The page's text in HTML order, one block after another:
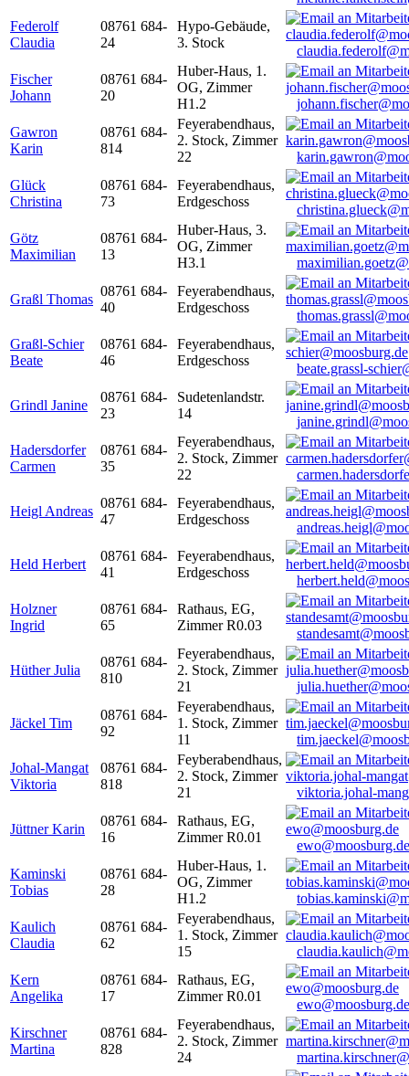
Federolf
Claudia
08761 684-
24
Hypo-Gebäude,
3. Stock
Fischer
Johann
08761 684-
20
Huber-Haus, 1.
OG, Zimmer
H1.2
Gawron
Karin
08761 684-
814
Feyerabendhaus,
2. Stock, Zimmer
22
Glück
Christina
08761 684-
73
Feyerabendhaus,
Erdgeschoss
Götz
Maximilian
08761 684-
13
Huber-Haus, 3.
OG, Zimmer
H3.1
Graßl Thomas
08761 684-
40
Feyerabendhaus,
Erdgeschoss
Graßl-Schier
Beate
08761 684-
46
Feyerabendhaus,
Erdgeschoss
beate.grassl-
Grindl Janine
08761 684-
23
Sudetenlandstr.
14
Hadersdorfer
Carmen
08761 684-
35
Feyerabendhaus,
2. Stock, Zimmer
22
Heigl Andreas
08761 684-
47
Feyerabendhaus,
Erdgeschoss
Held Herbert
08761 684-
41
Feyerabendhaus,
Erdgeschoss
Holzner
Ingrid
08761 684-
65
Rathaus, EG,
Zimmer R0.03
Hüther Julia
08761 684-
810
Feyerabendhaus,
2. Stock, Zimmer
21
Jäckel Tim
08761 684-
92
Feyerabendhaus,
1. Stock, Zimmer
11
Johal-Mangat
Viktoria
08761 684-
818
Feyberabendhaus,
2. Stock, Zimmer
21
viktoria.johal-
Jüttner Karin
08761 684-
16
Rathaus, EG,
Zimmer R0.01
ewo@moosburg.de
Kaminski
Tobias
08761 684-
28
Huber-Haus, 1.
OG, Zimmer
H1.2
Kaulich
Claudia
08761 684-
62
Feyerabendhaus,
1. Stock, Zimmer
15
Kern
Angelika
08761 684-
17
Rathaus, EG,
Zimmer R0.01
ewo@moosburg.de
Kirschner
Martina
08761 684-
828
Feyerabendhaus,
2. Stock, Zimmer
24